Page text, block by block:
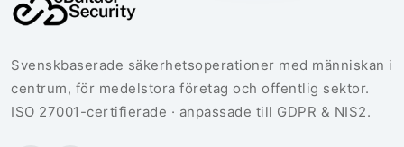
Svenskbaserade säkerhetsoperationer med människan i
centrum, för medelstora företag och offentlig sektor.
ISO 27001-certifierade · anpassade till GDPR & NIS2.